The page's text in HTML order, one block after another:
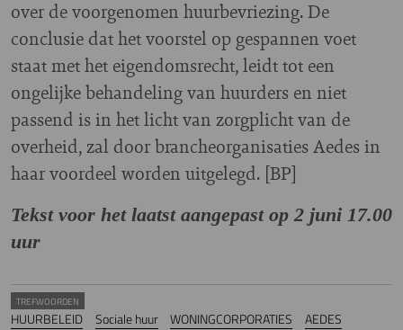
over de voorgenomen huurbevriezing. De
conclusie dat het voorstel op gespannen voet
staat met het eigendomsrecht, leidt tot een
ongelijke behandeling van huurders en niet
passend is in het licht van zorgplicht van de
overheid, zal door brancheorganisaties Aedes in
haar voordeel worden uitgelegd. [BP]
Tekst voor het laatst aangepast op 2 juni 17.00
uur
TREFWOORDEN
HUURBELEID Sociale huur WONINGCORPORATIES AEDES